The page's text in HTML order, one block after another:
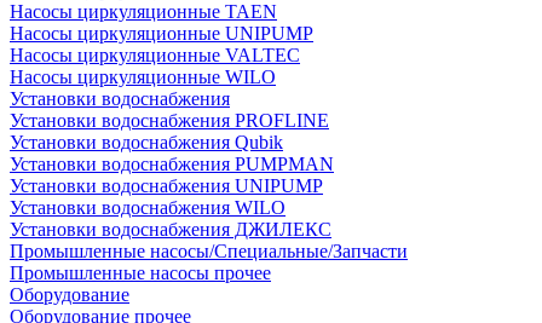
Насосы циркуляционные TAEN
Насосы циркуляционные UNIPUMP
Насосы циркуляционные VALTEC
Насосы циркуляционные WILO
Установки водоснабжения
Установки водоснабжения PROFLINE
Установки водоснабжения Qubik
Установки водоснабжения PUMPMAN
Установки водоснабжения UNIPUMP
Установки водоснабжения WILO
Установки водоснабжения ДЖИЛЕКС
Промышленные насосы/Специальные/Запчасти
Промышленные насосы прочее
Оборудование
Оборудование прочее